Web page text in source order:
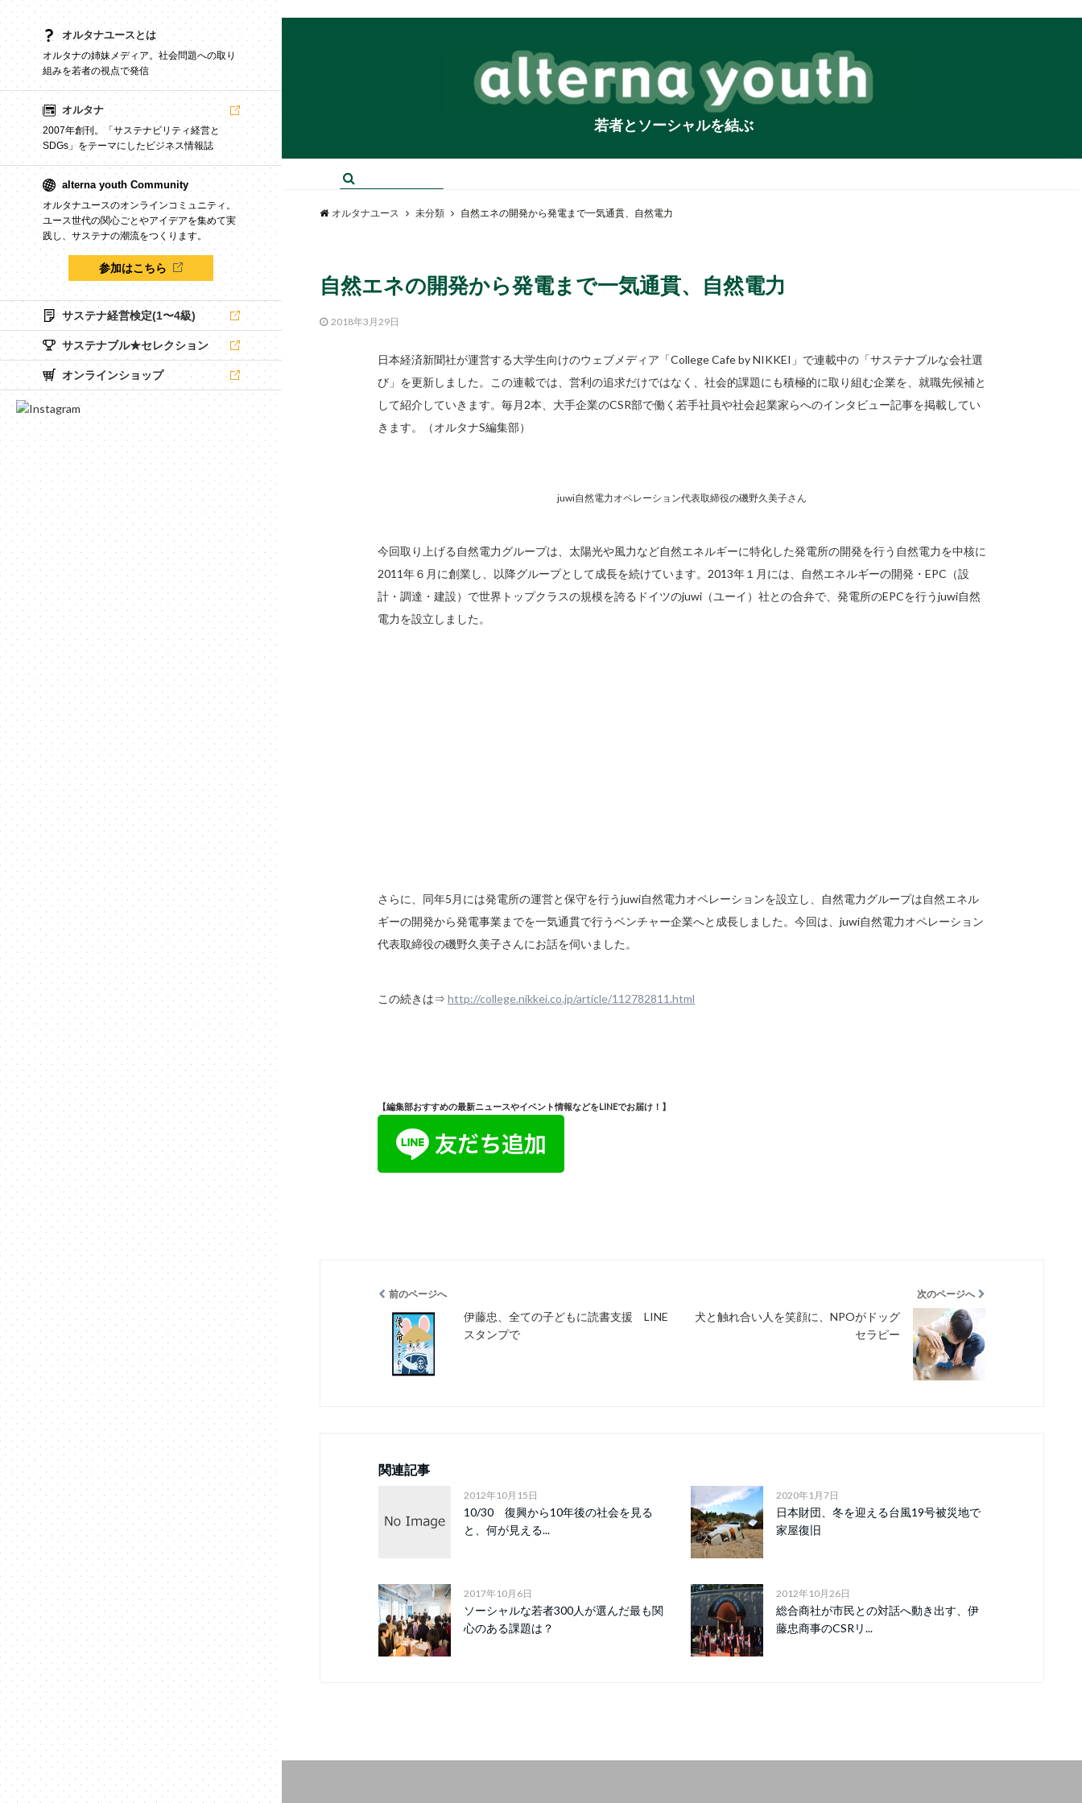
オルタナユースとは
オルタナの姉妹メディア。社会問題への取り
組みを若者の視点で発信
オルタナ
2007年創刊。「サステナビリティ経営と
SDGs」をテーマにしたビジネス情報誌
alterna youth Community
オルタナユースのオンラインコミュニティ。
ユース世代の関心ごとやアイデアを集めて実
践し、サステナの潮流をつくります。
参加はこちら
サステナ経営検定(1〜4級)
サステナブル★セレクション
オンラインショップ
若者とソーシャルを結ぶ
オルタナユース 未分類 自然エネの開発から発電まで一気通貫、自然電力
自然エネの開発から発電まで一気通貫、自然電力
2018年3月29日
日本経済新聞社が運営する大学生向けのウェブメディア「College Cafe by NIKKEI」で連載中の「サステナブルな会社選
び」を更新しました。この連載では、営利の追求だけではなく、社会的課題にも積極的に取り組む企業を、就職先候補と
して紹介していきます。毎月2本、大手企業のCSR部で働く若手社員や社会起業家らへのインタビュー記事を掲載してい
きます。（オルタナS編集部）
juwi自然電力オペレーション代表取締役の磯野久美子さん
今回取り上げる自然電力グループは、太陽光や風力など自然エネルギーに特化した発電所の開発を行う自然電力を中核に
2011年６月に創業し、以降グループとして成長を続けています。2013年１月には、自然エネルギーの開発・EPC（設
計・調達・建設）で世界トップクラスの規模を誇るドイツのjuwi（ユーイ）社との合弁で、発電所のEPCを行うjuwi自然
電力を設立しました。
さらに、同年5月には発電所の運営と保守を行うjuwi自然電力オペレーションを設立し、自然電力グループは自然エネル
ギーの開発から発電事業までを一気通貫で行うベンチャー企業へと成長しました。今回は、juwi自然電力オペレーション
代表取締役の磯野久美子さんにお話を伺いました。
この続きは⇒ http://college.nikkei.co.jp/article/112782811.html
【編集部おすすめの最新ニュースやイベント情報などをLINEでお届け！】
前のページへ
伊藤忠、全ての子どもに読書支援 LINE
スタンプで
次のページへ
犬と触れ合い人を笑顔に、NPOがドッグ
セラピー
関連記事
2012年10月15日
10/30 復興から10年後の社会を見る
と、何が見える...
2020年1月7日
日本財団、冬を迎える台風19号被災地で
家屋復旧
2017年10月6日
ソーシャルな若者300人が選んだ最も関
心のある課題は？
2012年10月26日
総合商社が市民との対話へ動き出す、伊
藤忠商事のCSRリ...